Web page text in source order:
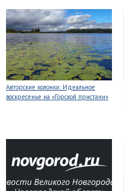
Авторские колонки: Идеальное
воскресенье на «Горской пристани»